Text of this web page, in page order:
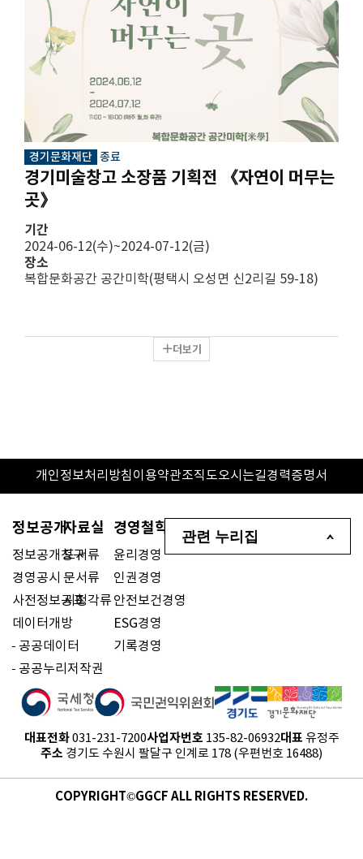
경기문화재단 종료
경기미술창고 소장품 기획전 《자연이 머무는
곳》
기간
2024-06-12(수)~2024-07-12(금)
장소
복합문화공간 공간미학(평택시 오성면 신2리길 59-18)
더보기
개인정보처리방침이용약관조직도오시는길경력증명서
대표전화 031-231-7200사업자번호 135-82-06932대표 유정주
주소 경기도 수원시 팔달구 인계로 178 (우편번호 16488)
정보공개
정보공개청구
경영공시
사전정보공표
데이터개방
공공데이터
공공누리저작권
자료실
도서류
문서류
시청각류
경영철학
윤리경영
인권경영
안전보건경영
ESG경영
기록경영
관련 누리집
COPYRIGHT©GGCF ALL RIGHTS RESERVED.